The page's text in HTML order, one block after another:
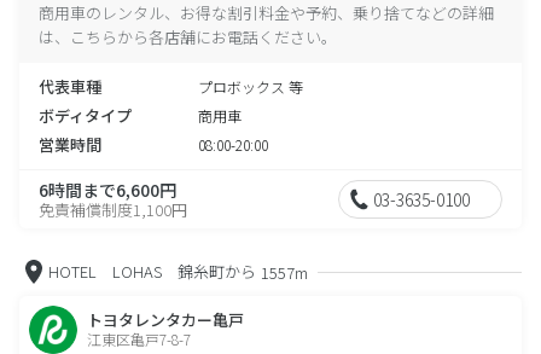
商用車のレンタル、お得な割引料金や予約、乗り捨てなどの詳細
は、こちらから各店舗にお電話ください。
代表車種 プロボックス 等
ボディタイプ 商用車
営業時間 08:00-20:00
6時間まで6,600円
免責補償制度1,100円 03-3635-0100
HOTEL LOHAS 錦糸町から 1557m
トヨタレンタカー亀戸
江東区亀戸7-8-7